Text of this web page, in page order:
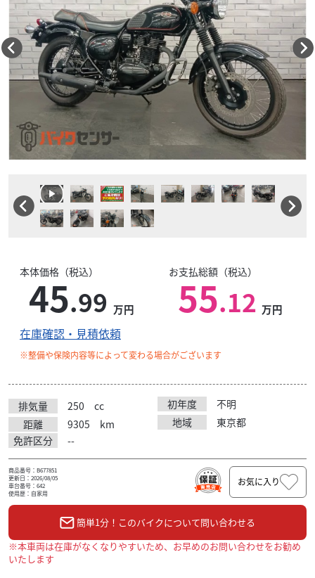
本体価格（税込）
45.99 万円
お支払総額（税込）
55.12 万円
在庫確認・見積依頼
※整備や保険内容等によって変わる場合がございます
排気量 250 cc 初年度
不明
距離
9305 km 地域
東京都
免許区分
--
商品番号：B677851
更新日：2026/08/05
車台番号：642
使用歴：自家用
お気に入り
簡単1分！このバイクについて問い合わせる
※本車両は在庫がなくなりやすいため、お早めのお問い合わせをお勧め
いたします